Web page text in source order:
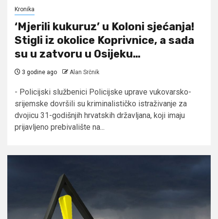
Kronika
‘Mjerili kukuruz’ u Koloni sjećanja!
Stigli iz okolice Koprivnice, a sada
su u zatvoru u Osijeku…
3 godine ago Alan Srčnik
- Policijski službenici Policijske uprave vukovarsko-
srijemske dovršili su kriminalističko istraživanje za
dvojicu 31-godišnjih hrvatskih državljana, koji imaju
prijavljeno prebivalište na...